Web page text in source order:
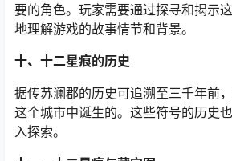
要的角色。玩家需要通过探寻和揭示
地理解游戏的故事情节和背景。
十、十二星痕的历史
据传苏澜郡的历史可追溯至三千年前
这个城市中诞生的。这些符号的历史
入探索。